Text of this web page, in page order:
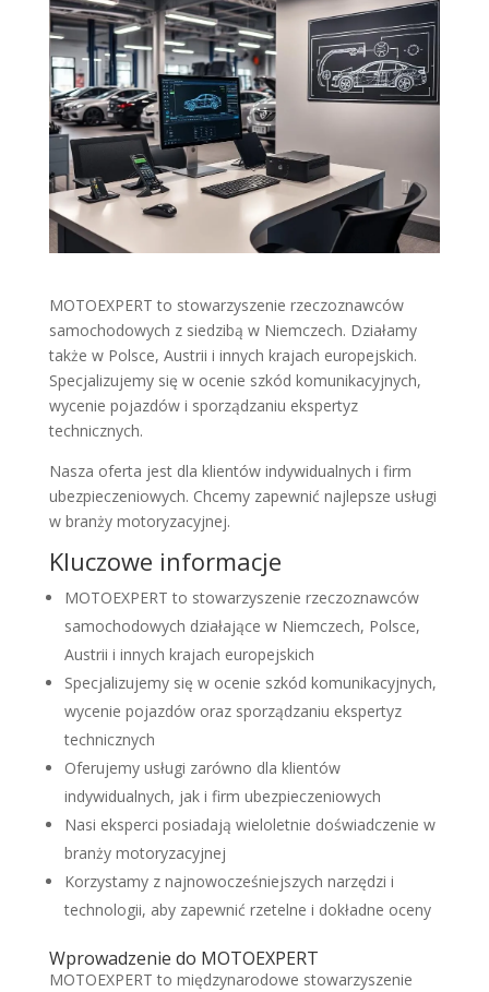
MOTOEXPERT to stowarzyszenie rzeczoznawców
samochodowych z siedzibą w Niemczech. Działamy
także w Polsce, Austrii i innych krajach europejskich.
Specjalizujemy się w ocenie szkód komunikacyjnych,
wycenie pojazdów i sporządzaniu ekspertyz
technicznych.
Nasza oferta jest dla klientów indywidualnych i firm
ubezpieczeniowych. Chcemy zapewnić najlepsze usługi
w branży motoryzacyjnej.
Kluczowe informacje
MOTOEXPERT to stowarzyszenie rzeczoznawców
samochodowych działające w Niemczech, Polsce,
Austrii i innych krajach europejskich
Specjalizujemy się w ocenie szkód komunikacyjnych,
wycenie pojazdów oraz sporządzaniu ekspertyz
technicznych
Oferujemy usługi zarówno dla klientów
indywidualnych, jak i firm ubezpieczeniowych
Nasi eksperci posiadają wieloletnie doświadczenie w
branży motoryzacyjnej
Korzystamy z najnowocześniejszych narzędzi i
technologii, aby zapewnić rzetelne i dokładne oceny
Wprowadzenie do MOTOEXPERT
MOTOEXPERT to międzynarodowe stowarzyszenie